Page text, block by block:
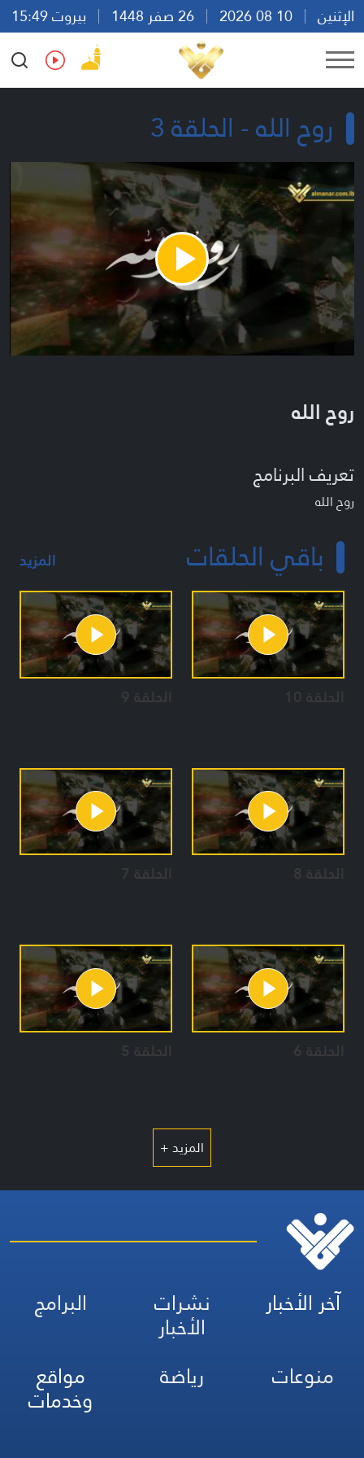
الإثنين
بيروت 15:49
Ar
En Fr Es
روح الله - الحلقة 3
Play
Video
روح الله
تعريف البرنامج
روح الله
باقي الحلقات المزيد
الحلقة 10 الحلقة 9
الحلقة 8 الحلقة 7
الحلقة 6 الحلقة 5
المزيد +
آخر الأخبار نشرات
الأخبار
البرامج
منوعات
رياضة مواقع
وخدمات